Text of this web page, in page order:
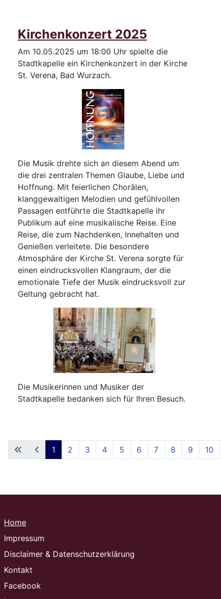
Kirchenkonzert 2025
Am 10.05.2025 um 18:00 Uhr spielte die
Stadtkapelle ein Kirchenkonzert in der Kirche
St. Verena, Bad Wurzach.
Die Musik drehte sich an diesem Abend um
die drei zentralen Themen Glaube, Liebe und
Hoffnung. Mit feierlichen Chorälen,
klanggewaltigen Melodien und gefühlvollen
Passagen entführte die Stadtkapelle ihr
Publikum auf eine musikalische Reise. Eine
Reise, die zum Nachdenken, Innehalten und
Genießen verleitete. Die besondere
Atmosphäre der Kirche St. Verena sorgte für
einen eindrucksvollen Klangraum, der die
emotionale Tiefe der Musik eindrucksvoll zur
Geltung gebracht hat.
Die Musikerinnen und Musiker der
Stadtkapelle bedanken sich für Ihren Besuch.
Seite 1 von 21
1 2 3 4 5 6 7 8 9 10
Home
Impressum
Disclaimer & Datenschutzerklärung
Kontakt
Facebook